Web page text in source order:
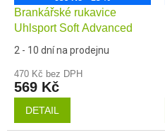
Brankářské rukavice
Uhlsport Soft Advanced
2 - 10 dní na prodejnu
470 Kč bez DPH
569 Kč
DETAIL